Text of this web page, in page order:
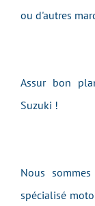
ou d'autres
Assur bon
Suzuki !
Nous
spécialisé